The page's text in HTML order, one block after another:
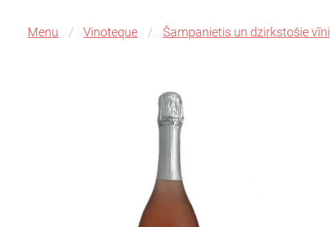
Menu Vinoteque Šampanietis un dzirkstošie vīni